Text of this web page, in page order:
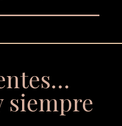
siempre